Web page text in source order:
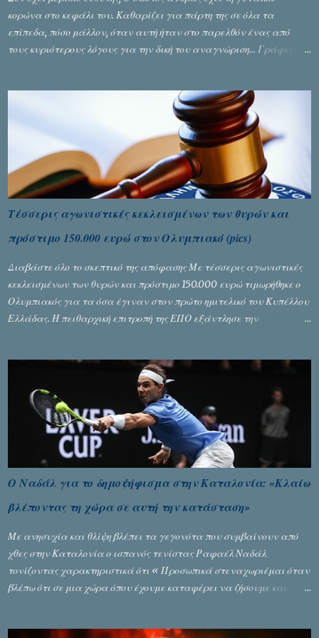
κορώνα στο κεφάλι του. Καθαρίζει για πάρτη της σε όλα τα
επίπεδα, πόσο μάλλον, όταν αυτή ήταν στο παρελθόν ένας από
τους κυριότερους λόγους για την δική του αναγνώριση... Γράφει ο
Τέσσερις αγωνιστικές κεκλεισμένων των θυρών και
πρόστιμο 150.000 ευρώ στον Ολυμπιακό (pics)
Διαβάστε όλο το σκεπτικό της απόφασης Με τέσσερις αγωνιστικές
κεκλεισμένων των θυρών και πρόστιμο 150.000 ευρώ τιμωρήθηκε ο
Ολυμπιακός για τα όσα έγιναν στον πρώτο ημιτελικό του Κυπέλλου
Ελλάδας. Η πειθαρχική επιτροπή της ΕΠΟ εξάντλησε την
αφαίρεσης βαθμών, όπως απαιτούσαν, αφού κάτι τέτοιο δεν ήταν
εφικτό, σύμφωνα με τα στοιχεία...
Ο Ναδάλ για το δημοψήφισμα στην Καταλονία: «Κλαίω
βλέποντας τη χώρα σε αυτή την κατάσταση»
Με ανησυχία και θλίψη βλέπει τα γεγονότα που συμβαίνουν από
χθες στην Καταλονία ο ισπανός τενίστας Ραφαέλ Ναδάλ
τονίζοντας χαρακτηριστικά ότι « Προσωπικά στεναχωριέμαι όταν
βλέπω ότι σε μια χώρα όπου έχουμε καταφέρει να ζήσουμε και